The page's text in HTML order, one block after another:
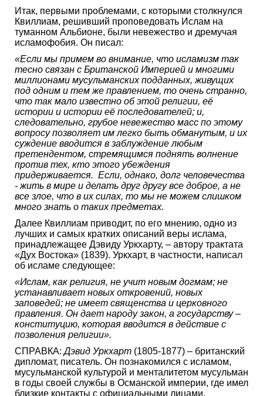
Итак, первыми проблемами, с которыми столкнулся
Квиллиам, решивший проповедовать Ислам на
туманном Альбионе, были невежество и дремучая
исламофобия. Он писал:
«Если мы примем во внимание, что исламизм так
тесно связан с Британской Империей и многими
миллионами мусульманских подданных, живущих
под одним и тем же правлением, то очень странно,
что так мало известно об этой религии, её
истории и истории её последователей; и,
следовательно, грубое невежество масс по этому
вопросу позволяет им легко быть обманутым, и их
суждение вводится в заблуждение любым
претендентом, стремящимся поднять волнение
против тех, кто этого убеждения
придерживается. Если, однако, долг человечества
- жить в мире и делать друг другу все доброе, а не
все злое, что в их силах, то мы не можем слишком
много знать о таких предметах.
Далее Квиллиам приводит, по его мнению, одно из
лучших и самых кратких описаний веры ислама,
принадлежащее Дэвиду Уркхарту, – автору трактата
«Дух Востока» (1839). Уркхарт, в частности, написал
об исламе следующее:
«Ислам, как религия, не учит новым догмам; не
устанавливает новых откровений, новых
заповедей; не имеет священства и церковного
правления. Он дает народу закон, а государству –
конституцию, которая вводится в действие с
позволения религии».
СПРАВКА:Дэвид Уркхарт (1805-1877) – британский
дипломат, писатель. Он познакомился с исламом,
мусульманской культурой и менталитетом мусульман
в годы своей службы в Османской империи, где имел
близкие контакты с официальными лицами.